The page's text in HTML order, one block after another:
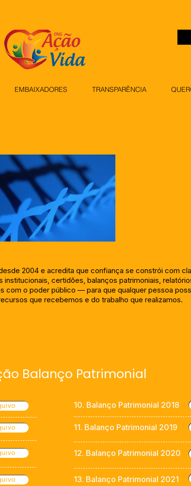
EMBAIXADORES TRANSPARÊNCIA
2004 e acredita que confiança se constrói com
institucionais, certidões, balanços patrimoniais,
com o poder público — para que qualquer pessoa
que recebemos e do trabalho que realizamos.
Balanço Patrimonial
10. Balanço Patrimonial 2018
11. Balanço Patrimonial 2019
12. Balanço Patrimonial 2020
13. Balanço Patrimonial 2021